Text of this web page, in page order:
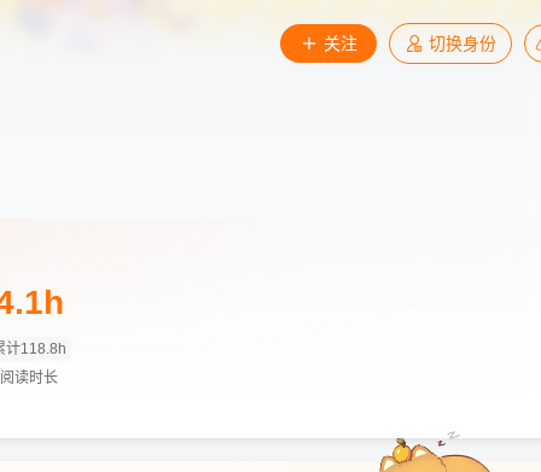
关注 切换身份
计118.8h
阅读时长